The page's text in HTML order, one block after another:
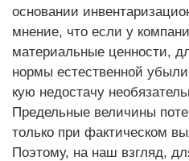
основании
мнение, что если у
материальные ценности,
нормы естественной
кую недостачу
Предельные величины
только при фактическом
Поэтому, на наш взгляд,